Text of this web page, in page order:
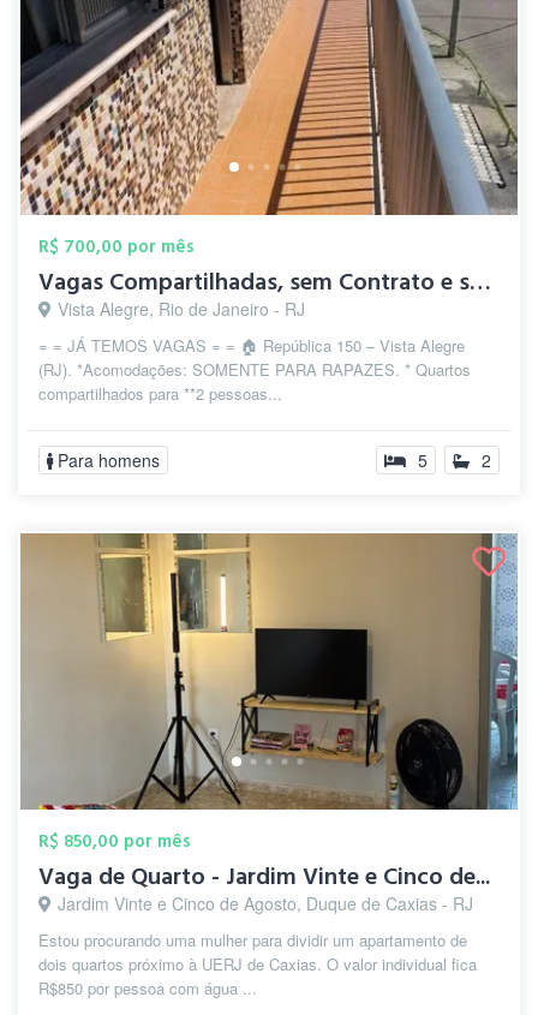
R$ 700,00 por mês
Vagas Compartilhadas, sem Contrato e sem...
Vista Alegre, Rio de Janeiro - RJ
= = JÁ TEMOS VAGAS = = 🏠 República 150 – Vista Alegre
(RJ). *Acomodações: SOMENTE PARA RAPAZES. * Quartos
compartilhados para **2 pessoas...
Para homens 5 2
R$ 850,00 por mês
Vaga de Quarto - Jardim Vinte e Cinco de...
Jardim Vinte e Cinco de Agosto, Duque de Caxias - RJ
Estou procurando uma mulher para dividir um apartamento de
dois quartos próximo à UERJ de Caxias. O valor individual fica
R$850 por pessoa com água ...